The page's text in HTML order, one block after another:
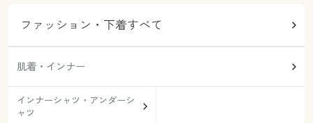
ファッション・下着すべて
肌着・インナー
インナーシャツ・アンダーシ
ャツ